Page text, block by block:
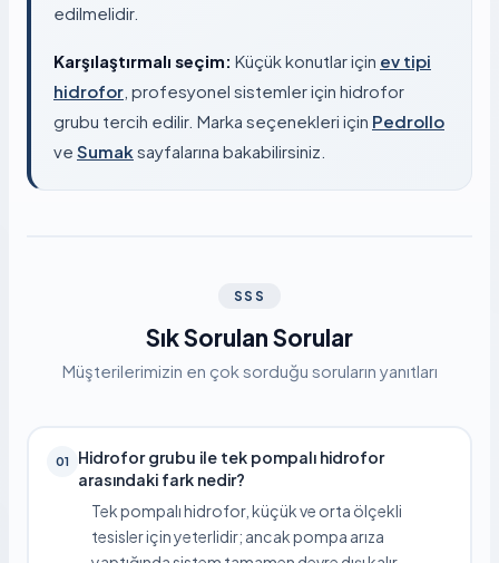
edilmelidir.
Karşılaştırmalı seçim: Küçük konutlar için ev tipi
hidrofor , profesyonel sistemler için hidrofor
grubu tercih edilir. Marka seçenekleri için Pedrollo
ve Sumak sayfalarına bakabilirsiniz.
SSS
Sık Sorulan Sorular
Müşterilerimizin en çok sorduğu soruların yanıtları
01
Hidrofor grubu ile tek pompalı hidrofor
arasındaki fark nedir?
Tek pompalı hidrofor, küçük ve orta ölçekli
tesisler için yeterlidir; ancak pompa arıza